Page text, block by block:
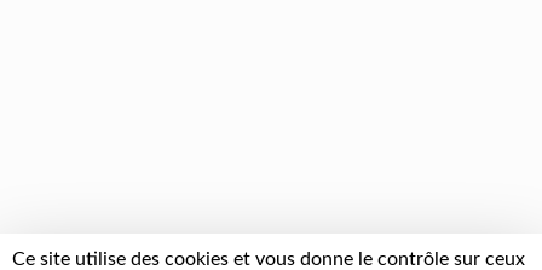
Ce site utilise des cookies et vous donne le contrôle sur ceux